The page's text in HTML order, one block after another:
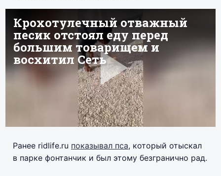
Ранее ridlife.ru показывал пса, который отыскал
в парке фонтанчик и был этому безгранично рад.